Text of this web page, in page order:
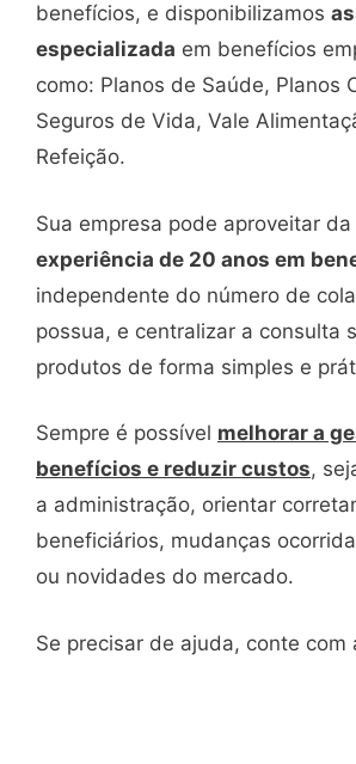
benefícios, e disponibilizamos
especializada em benefícios
como: Planos de Saúde, Planos
Seguros de Vida, Vale
Refeição.
Sua empresa pode aproveitar da
experiência de 20 anos em
independente do número de
possua, e centralizar a consulta
produtos de forma simples e
Sempre é possível melhorar a
benefícios e reduzir custos,
a administração, orientar
beneficiários, mudanças
ou novidades do mercado.
Se precisar de ajuda, conte com